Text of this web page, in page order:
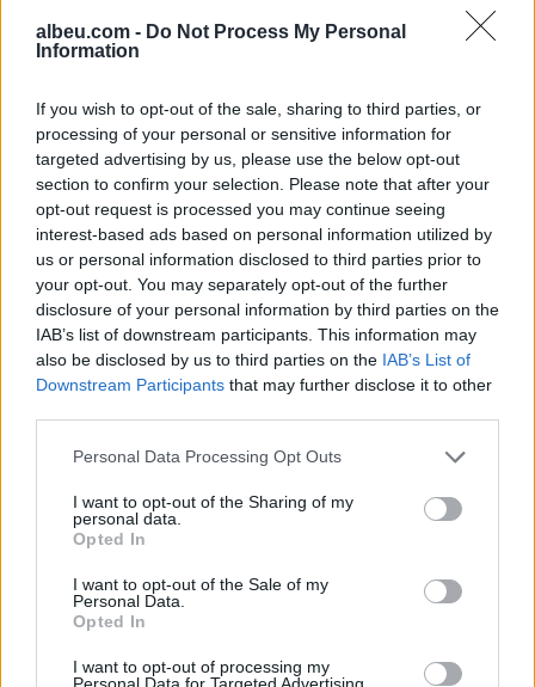
albeu.com - Do Not Process My Personal
Information
If you wish to opt-out of the sale, sharing to third parties, or
processing of your personal or sensitive information for
targeted advertising by us, please use the below opt-out
section to confirm your selection. Please note that after your
opt-out request is processed you may continue seeing
interest-based ads based on personal information utilized by
us or personal information disclosed to third parties prior to
your opt-out. You may separately opt-out of the further
disclosure of your personal information by third parties on the
IAB’s list of downstream participants. This information may
also be disclosed by us to third parties on the IAB’s List of
Downstream Participants that may further disclose it to other
Personal Data Processing Opt Outs
I want to opt-out of the Sharing of my
personal data.
Opted In
I want to opt-out of the Sale of my
Personal Data.
Opted In
I want to opt-out of processing my
Personal Data for Targeted Advertising.
qytetarët, Doka: Vendimmarrja
të udhëhiqet nga nevojat e
komunitetit
Esim for Global
Esim for USA|Esim for Italy| Esim for Spain|Esim